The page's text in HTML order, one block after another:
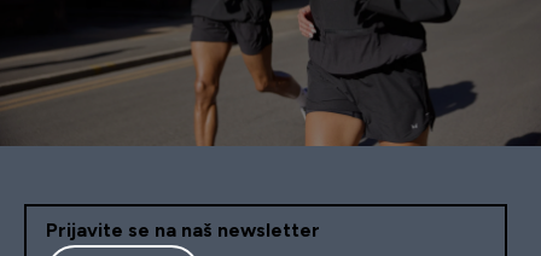
Prijavite se na naš newsletter